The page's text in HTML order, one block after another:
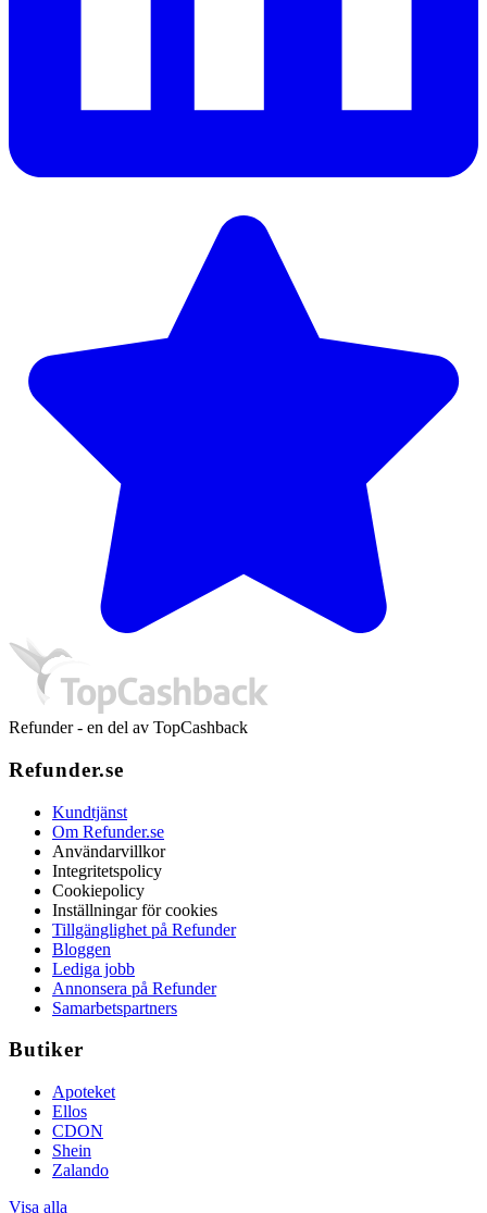
Refunder - en del av TopCashback
Refunder.se
Kundtjänst
Om Refunder.se
Användarvillkor
Integritetspolicy
Cookiepolicy
Inställningar för cookies
Tillgänglighet på Refunder
Bloggen
Lediga jobb
Annonsera på Refunder
Samarbetspartners
Butiker
Apoteket
Ellos
CDON
Shein
Zalando
Visa alla